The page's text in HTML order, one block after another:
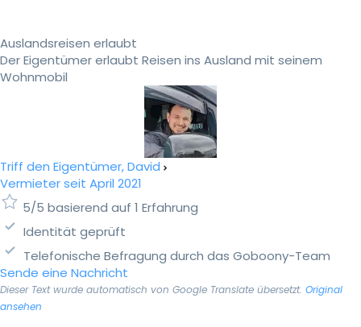
Auslandsreisen erlaubt
Der Eigentümer erlaubt Reisen ins Ausland mit seinem
Wohnmobil
Triff den Eigentümer, David
Vermieter seit April 2021
5/5 basierend auf 1 Erfahrung
Identität geprüft
Telefonische Befragung durch das Goboony-Team
Sende eine Nachricht
Dieser Text wurde automatisch von Google Translate übersetzt. Original
ansehen